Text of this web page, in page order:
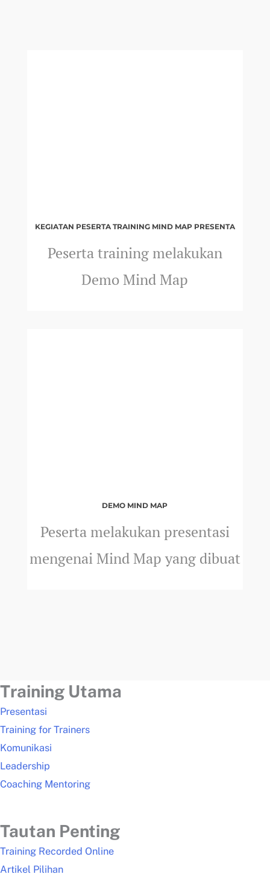
KEGIATAN PESERTA TRAINING MIND MAP PRESENTA
Peserta training melakukan
Demo Mind Map
DEMO MIND MAP
Peserta melakukan presentasi
mengenai Mind Map yang dibuat
Training Utama
Presentasi
Training for Trainers
Komunikasi
Leadership
Coaching Mentoring
Tautan Penting
Training Recorded Online
Artikel Pilihan